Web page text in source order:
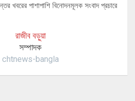
খবরের পাশাপাশি বিনোদনমূলক সংবাদ প্রচারে
রাজীব বড়ুয়া
সম্পাদক
chtnews-bangla